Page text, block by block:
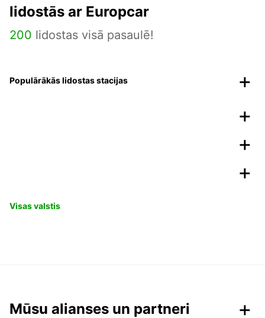
lidostās ar Europcar
200 lidostas visā pasaulē!
Populārākās lidostas stacijas
Visas valstis
Mūsu alianses un partneri